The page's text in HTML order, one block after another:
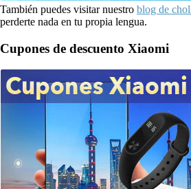
También puedes visitar nuestro blog de
perderte nada en tu propia lengua.
Cupones de descuento Xiaomi